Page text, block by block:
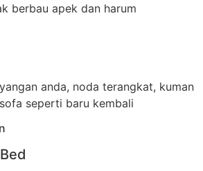
berbau apek dan harum
anda, noda terangkat, kuman
seperti baru kembali